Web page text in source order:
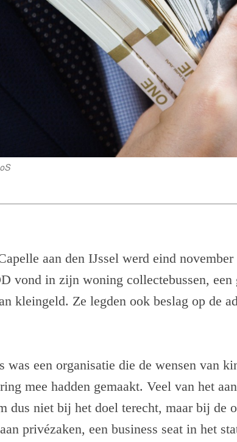
aan den IJssel werd eind november
vond in zijn woning collectebussen, een
kleingeld. Ze legden ook beslag op de
was een organisatie die de wensen van
mee hadden gemaakt. Veel van het
dus niet bij het doel terecht, maar bij de
privézaken, een business seat in het